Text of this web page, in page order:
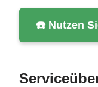
☎️ Nutzen